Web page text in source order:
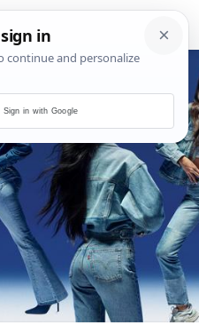
Sign in with Google